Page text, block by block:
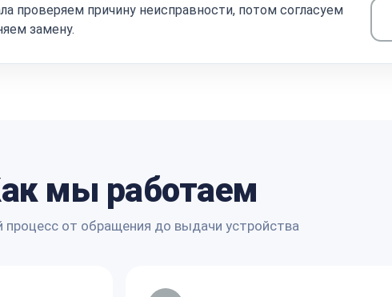
проверяем причину неисправности, потом согласуем
замену.
мы работаем
процесс от обращения до выдачи устройства